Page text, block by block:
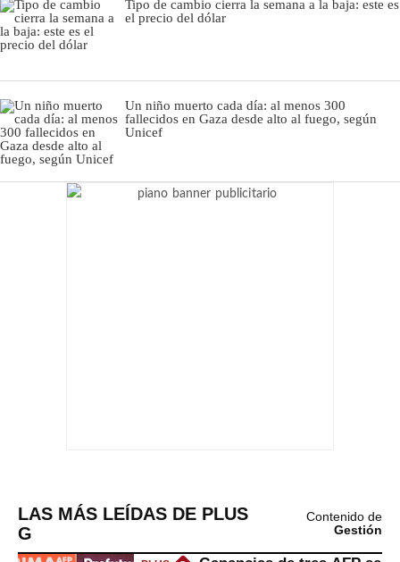
Tipo de cambio cierra la semana a la baja: este es
el precio del dólar
Un niño muerto cada día: al menos 300
fallecidos en Gaza desde alto al fuego, según
Unicef
LAS MÁS LEÍDAS DE PLUS
G
Contenido de
Gestión